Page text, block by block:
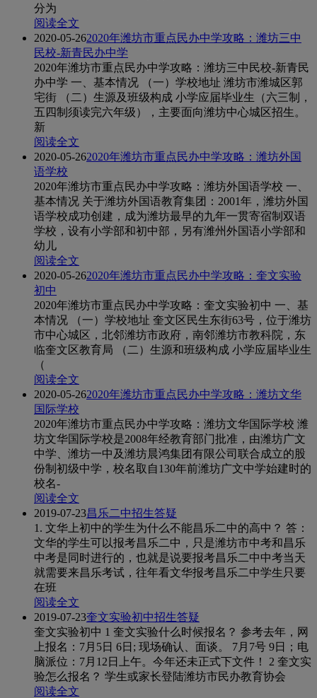
分为
阅读全文
2020-05-262020年潍坊市重点民办中学攻略：潍坊三中
民校-新青民办中学
2020年潍坊市重点民办中学攻略：潍坊三中民校-新青民
办中学 一、基本情况 （一）学校地址 潍坊市潍城区郭
宅街 （二）生源及班级构成 小学应届毕业生（六三制，
五四制须读完六年级），主要面向潍坊中心城区招生。
新
阅读全文
2020-05-262020年潍坊市重点民办中学攻略：潍坊外国
语学校
2020年潍坊市重点民办中学攻略：潍坊外国语学校 一、
基本情况 关于潍坊外国语教育集团：2001年，潍坊外国
语学校成功创建，成为潍坊最早的九年一贯寄宿制双语
学校，设有小学部和初中部，另有潍州外国语小学部和
幼儿
阅读全文
2020-05-262020年潍坊市重点民办中学攻略：奎文实验
初中
2020年潍坊市重点民办中学攻略：奎文实验初中 一、基
本情况 （一）学校地址 奎文区民生东街63号，位于潍坊
市中心城区，北邻潍坊市政府，南邻潍坊市教科院，东
临奎文区教育局 （二）生源和班级构成 小学应届毕业生
（
阅读全文
2020-05-262020年潍坊市重点民办中学攻略：潍坊文华
国际学校
2020年潍坊市重点民办中学攻略：潍坊文华国际学校 潍
坊文华国际学校是2008年经教育部门批准，由潍坊广文
中学、潍坊一中及潍坊晨鸿集团有限公司联合成立的股
份制初级中学，校名取自130年前潍坊广文中学始建时的
校名-
阅读全文
2019-07-23昌乐二中招生答疑
1. 文华上初中的学生为什么不能昌乐二中的高中？ 答：
文华的学生可以报考昌乐二中，只是潍坊市中考和昌乐
中考是同时进行的，也就是说要报考昌乐二中中考当天
就需要来昌乐考试，往年看文华报考昌乐二中学生只要
在班
阅读全文
2019-07-23奎文实验初中招生答疑
奎文实验初中 1 奎文实验什么时候报名？ 参考去年，网
上报名：7月5日 6日; 现场确认、面谈。 7月7号 9日；电
脑派位：7月12日上午。今年还未正式下文件！ 2 奎文实
验怎么报名？ 学生或家长登陆潍坊市民办教育协会
阅读全文